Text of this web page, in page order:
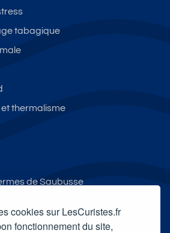
cookies sur LesCuristes.fr
fonctionnement du site,
tabagique
thermalisme
de Saubusse